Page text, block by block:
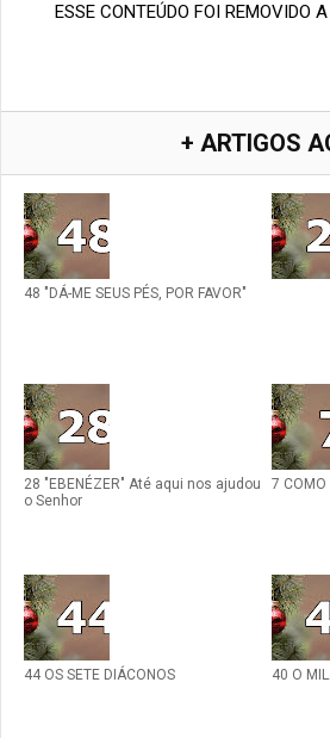
ESSE CONTEÚDO FOI REMOVIDO
+ ARTIGOS
48 "DÁ-ME SEUS PÉS, POR FAVOR"
28 "EBENÉZER" Até aqui nos ajudou
o Senhor
7 COMO
44 OS SETE DIÁCONOS 40 O